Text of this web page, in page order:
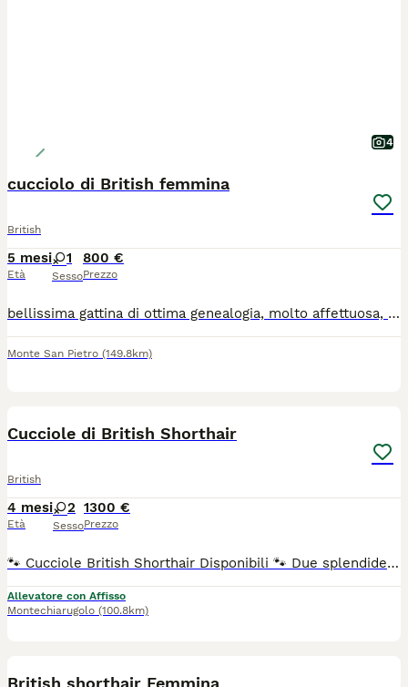
4
cucciolo di British femmina
British
5 mesi
Età
1
Sesso
800 €
Prezzo
bellissima gattina di ottima genealogia, molto affettuosa, visibile con la madre, abituata alla lettiera
Monte San Pietro (149.8km)
Cucciole di British Shorthair
British
4 mesi
Età
2
Sesso
1300 €
Prezzo
​🐾 Cucciole British Shorthair Disponibili 🐾 ​Due splendide gattine nate in ambiente familiare cercano una famiglia speciale: ​🐱 Blu: un'elegante nuvola grigia, dolcissima e con il classico mantello denso come un peluche. ​🐱 Fawn Bicolore: una colorazione rara, raffinata e dal fascino unico. ​Le cucciole hanno un carattere meraviglioso e vengono cedute con pedigree ufficiale, ciclo vaccinale completo, sverminazioni e libretto sanitario. ​📍 Contattami in privato per foto, video e dettagli. Solo veri interessati. Cell.3933280861
Allevatore con Affisso
Montechiarugolo (100.8km)
British shorthair Femmina